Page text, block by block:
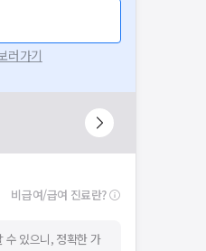
러가기
비급여/급여 진료란?
수 있으니, 정확한 가
확인